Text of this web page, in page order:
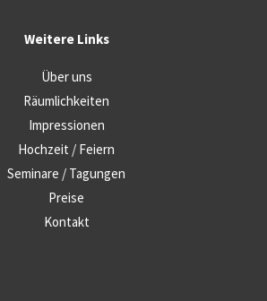
Weitere Links
Über uns
Räumlichkeiten
Impressionen
Hochzeit / Feiern
Seminare / Tagungen
Preise
Kontakt